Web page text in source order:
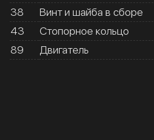
38
Винт и шайба в сборе
43
Стопорное кольцо
89
Двигатель